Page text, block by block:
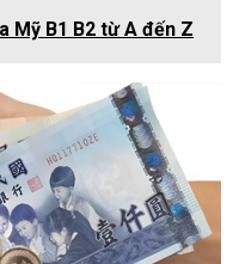
Mỹ B1 B2 từ A đến Z